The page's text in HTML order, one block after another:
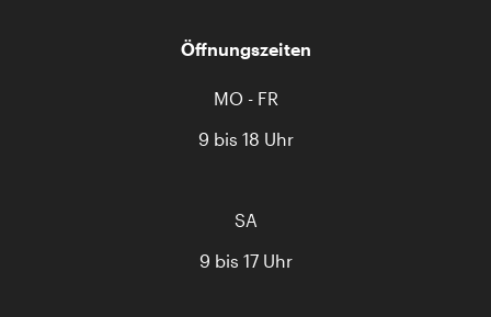
Öffnungszeiten
MO - FR
9 bis 18 Uhr
SA
9 bis 17 Uhr